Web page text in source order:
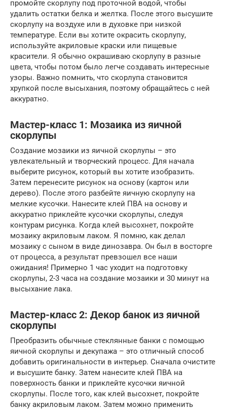
промойте скорлупу под проточной водой, чтобы
удалить остатки белка и желтка. После этого высушите
скорлупу на воздухе или в духовке при низкой
температуре. Если вы хотите окрасить скорлупу,
используйте акриловые краски или пищевые
красители. Я обычно окрашиваю скорлупу в разные
цвета, чтобы потом было легче создавать интересные
узоры. Важно помнить, что скорлупа становится
хрупкой после высыхания, поэтому обращайтесь с ней
аккуратно.
Мастер-класс 1: Мозаика из яичной
скорлупы
Создание мозаики из яичной скорлупы – это
увлекательный и творческий процесс. Для начала
выберите рисунок, который вы хотите изобразить.
Затем перенесите рисунок на основу (картон или
дерево). После этого разбейте яичную скорлупу на
мелкие кусочки. Нанесите клей ПВА на основу и
аккуратно приклейте кусочки скорлупы, следуя
контурам рисунка. Когда клей высохнет, покройте
мозаику акриловым лаком. Я помню, как делал
мозаику с сыном в виде динозавра. Он был в восторге
от процесса, а результат превзошел все наши
ожидания! Примерно 1 час уходит на подготовку
скорлупы, 2-3 часа на создание мозаики и 30 минут на
высыхание лака.
Мастер-класс 2: Декор банок из яичной
скорлупы
Преобразить обычные стеклянные банки с помощью
яичной скорлупы и декупажа – это отличный способ
добавить оригинальности в интерьер. Сначала очистите
и высушите банку. Затем нанесите клей ПВА на
поверхность банки и приклейте кусочки яичной
скорлупы. После того, как клей высохнет, покройте
банку акриловым лаком. Затем можно применить